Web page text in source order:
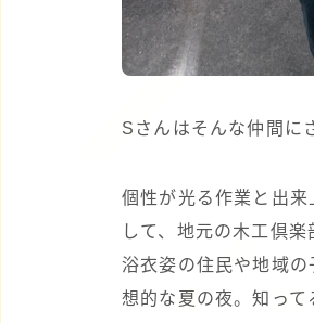
Sさんはそんな仲間に
個性が光る作業と出
して、地元の木工倶
浴衣姿の住民や地域
想的な夏の夜。知っ